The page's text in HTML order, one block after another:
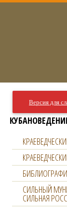
Версия для
СИЛЬНЫЙ
СИЛЬНАЯ